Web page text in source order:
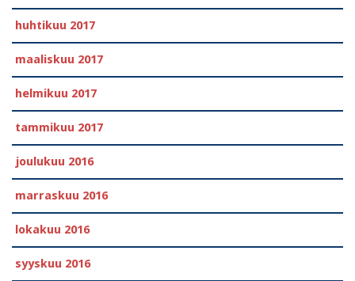
huhtikuu 2017
maaliskuu 2017
helmikuu 2017
tammikuu 2017
joulukuu 2016
marraskuu 2016
lokakuu 2016
syyskuu 2016